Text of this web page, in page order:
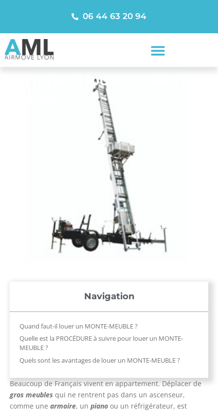
06 44 63 20 94
Comment louer un Monte-
Navigation
Quand faut-il louer un MONTE-MEUBLE ?
Quelle est la PROCÉDURE à suivre pour louer un MONTE-
MEUBLE ?
Quels sont les avantages de louer un MONTE-MEUBLE ?
Beaucoup de Français vivent en appartement. Déplacer de
gros meubles qui ne rentrent pas dans un ascenseur,
comme une armoire, un piano ou un réfrigérateur, est